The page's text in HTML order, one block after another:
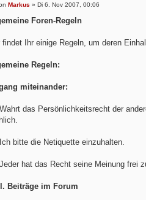
Markus » Di 6. Nov 2007, 00:06
Foren-Regeln
findet Ihr einige Regeln, um deren
Regeln:
miteinander:
das Persönlichkeitsrecht der
bitte die Netiquette einzuhalten.
hat das Recht seine Meinung frei
Beiträge im Forum